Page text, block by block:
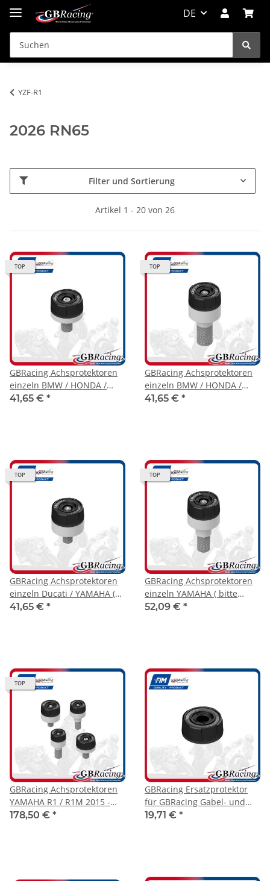
DE
YZF-R1
2026 RN65
Filter und Sortierung
Artikel 1 - 20 von 26
TOP
GBRacing Achsprotektoren
einzeln BMW / HONDA /
SUZUKI / YAMAHA ( bitte
41,65 € *
TOP
GBRacing Achsprotektoren
einzeln BMW / HONDA /
SUZUKI / YAMAHA ( bitte
41,65 € *
TOP
GBRacing Achsprotektoren
einzeln Ducati / YAMAHA (
bitte Modellzuordnung
41,65 € *
TOP
GBRacing Achsprotektoren
einzeln YAMAHA ( bitte
Modellzuordnung beachten
52,09 € *
TOP
GBRacing Achsprotektoren
YAMAHA R1 / R1M 2015 -
2025 / R9 2025- / MT-10
178,50 € *
GBRacing Ersatzprotektor
für GBRacing Gabel- und
Schwingenprotektoren
19,71 € *